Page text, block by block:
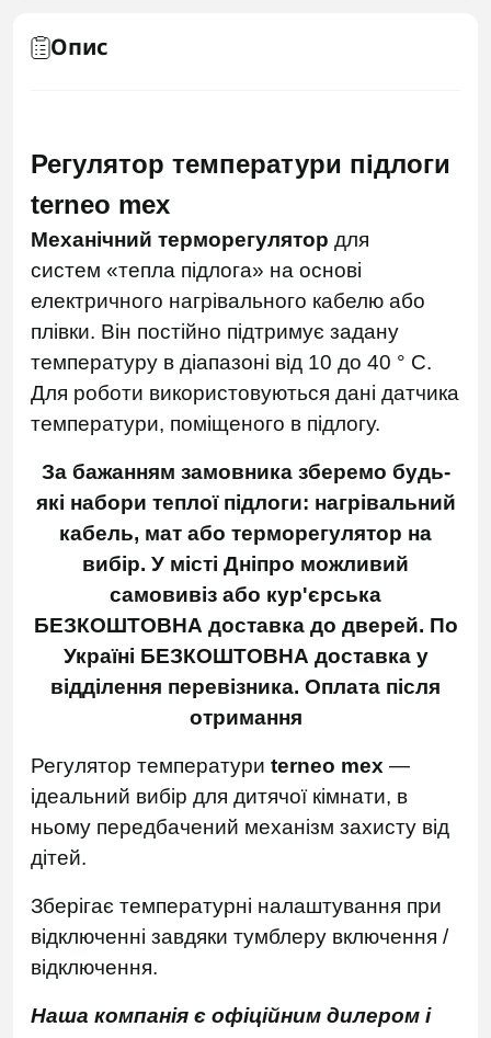
Опис
Регулятор температури підлоги
terneo mex
Механічний терморегулятор для
систем «тепла підлога» на основі
електричного нагрівального кабелю або
плівки. Він постійно підтримує задану
температуру в діапазоні від 10 до 40 ° С.
Для роботи використовуються дані датчика
температури, поміщеного в підлогу.
За бажанням замовника зберемо будь-
які набори теплої підлоги: нагрівальний
кабель, мат або терморегулятор на
вибір. У місті Дніпро можливий
самовивіз або кур'єрська
БЕЗКОШТОВНА доставка до дверей. По
Україні БЕЗКОШТОВНА доставка у
відділення перевізника. Оплата після
отримання
Регулятор температури terneo mex —
ідеальний вибір для дитячої кімнати, в
ньому передбачений механізм захисту від
дітей.
Зберігає температурні налаштування при
відключенні завдяки тумблеру включення /
відключення.
Наша компанія є офіційним дилером і